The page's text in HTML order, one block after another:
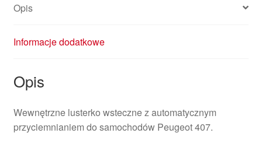
Opis
Informacje dodatkowe
Opis
Wewnętrzne lusterko wsteczne z automatycznym
przyciemnianiem do samochodów Peugeot 407.